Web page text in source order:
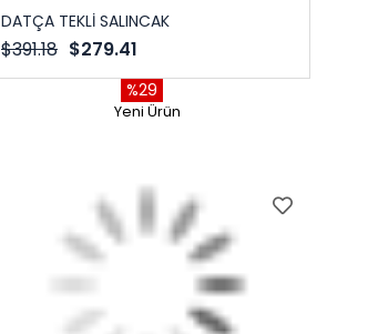
DATÇA TEKLİ SALINCAK
$279.41
$391.18
%29
Yeni Ürün